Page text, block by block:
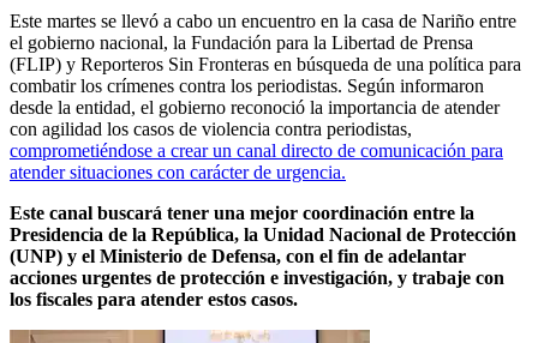
Este martes se llevó a cabo un encuentro en la casa de Nariño entre
el gobierno nacional, la Fundación para la Libertad de Prensa
(FLIP) y Reporteros Sin Fronteras en búsqueda de una política para
combatir los crímenes contra los periodistas. Según informaron
desde la entidad, el gobierno reconoció la importancia de atender
con agilidad los casos de violencia contra periodistas,
comprometiéndose a crear un canal directo de comunicación para
atender situaciones con carácter de urgencia.
Este canal buscará tener una mejor coordinación entre la
Presidencia de la República, la Unidad Nacional de Protección
(UNP) y el Ministerio de Defensa, con el fin de adelantar
acciones urgentes de protección e investigación, y trabaje con
los fiscales para atender estos casos.